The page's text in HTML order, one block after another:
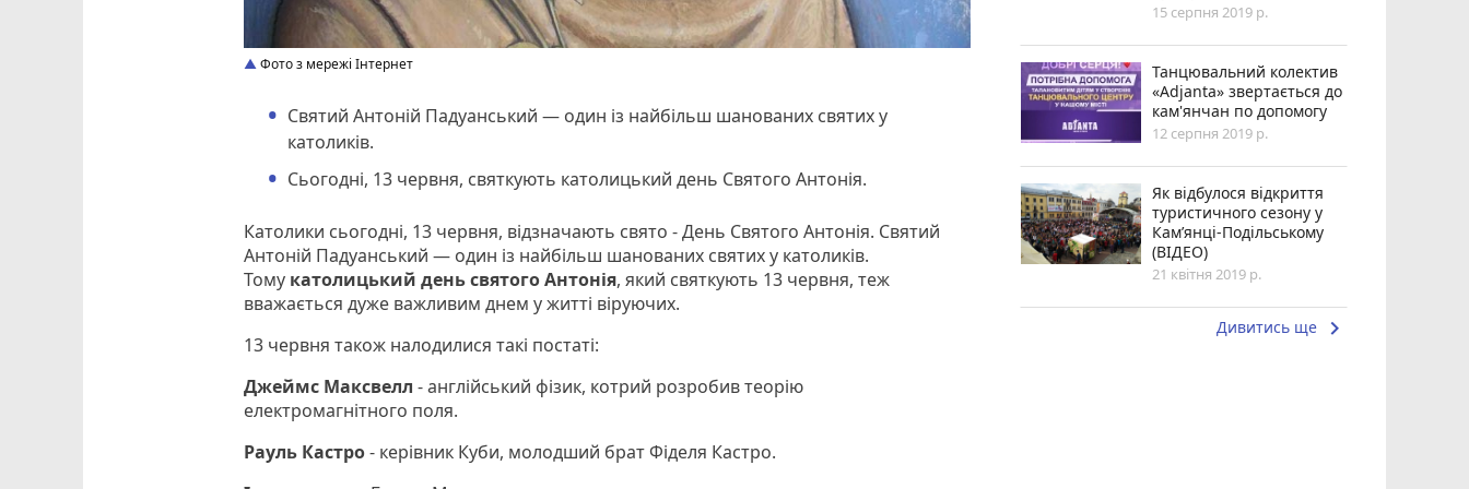
Фото з мережі Інтернет
Святий Антоній Падуанський — один із найбільш шанованих святих у
католиків.
Сьогодні, 13 червня, святкують католицький день Святого Антонія.
Католики сьогодні, 13 червня, відзначають свято - День Святого Антонія. Святий
Антоній Падуанський — один із найбільш шанованих святих у католиків.
Тому католицький день святого Антонія, який святкують 13 червня, теж
вважається дуже важливим днем у житті віруючих.
13 червня також налодилися такі постаті:
Джеймс Максвелл- англійський фізик, котрий розробив теорію
електромагнітного поля.
Рауль Кастро- керівник Куби, молодший брат Фіделя Кастро.
15 серпня 2019 р.
Танцювальний колектив
«Adjanta» звертається до
кам'янчан по допомогу
12 серпня 2019 р.
Як відбулося відкриття
туристичного сезону у
Кам’янці-Подільському
(ВІДЕО)
21 квітня 2019 р.
Дивитись ще keyboard_arrow_right